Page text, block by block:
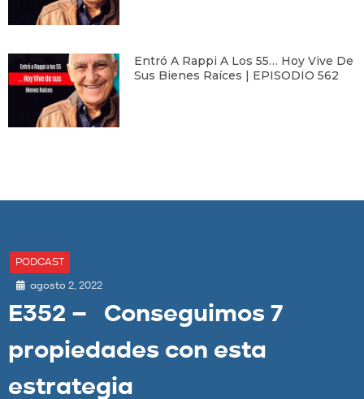
Entró A Rappi A Los 55… Hoy Vive De
Sus Bienes Raíces | EPISODIO 562
PODCAST
agosto 2, 2022
E352 – Conseguimos 7
propiedades con esta
estrategia